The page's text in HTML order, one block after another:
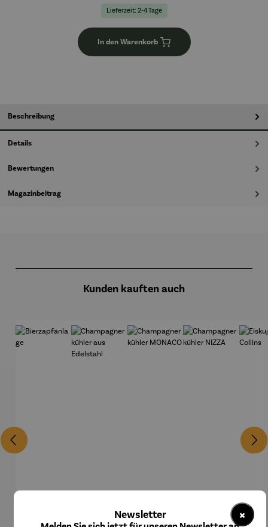
Lieferzeit: 2-4 Tage
In den Warenkorb
Beschreibung
Details
Bewertungen
Magazinbeitrag
Kunden kauften auch
×
Newsletter